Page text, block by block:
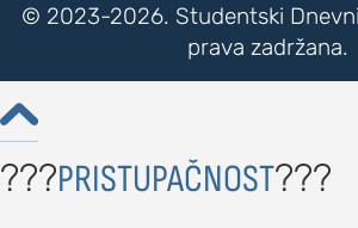
© 2023-2026. Studentski
prava zadržana.

???PRISTUPAČNOST???